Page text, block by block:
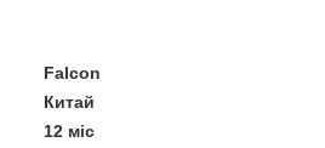
Falcon
Китай
12 міс